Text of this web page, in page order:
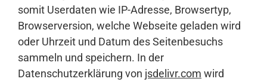
somit Userdaten wie IP-Adresse, Browsertyp,
Browserversion, welche Webseite geladen wird
oder Uhrzeit und Datum des Seitenbesuchs
sammeln und speichern. In der
Datenschutzerklärung von jsdelivr.com wird